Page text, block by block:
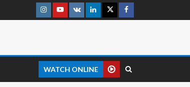
WATCH ONLINE